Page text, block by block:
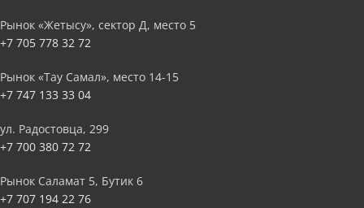
Рынок «Жетысу», сектор Д, место 5
+7 705 778 32 72
Рынок «Тау Самал», место 14-15
+7 747 133 33 04
ул. Радостовца, 299
+7 700 380 72 72
Рынок Саламат 5, Бутик 6
+7 707 194 22 76